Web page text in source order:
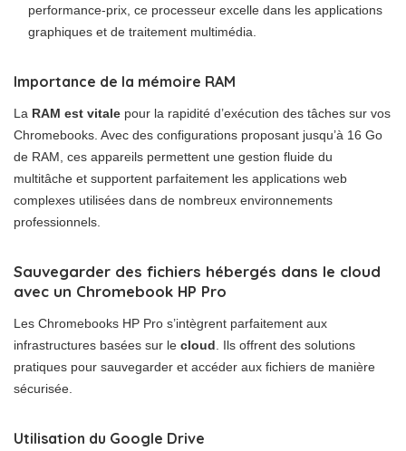
performance-prix, ce processeur excelle dans les applications
graphiques et de traitement multimédia.
Importance de la mémoire RAM
La RAM est vitale pour la rapidité d’exécution des tâches sur vos
Chromebooks. Avec des configurations proposant jusqu’à 16 Go
de RAM, ces appareils permettent une gestion fluide du
multitâche et supportent parfaitement les applications web
complexes utilisées dans de nombreux environnements
professionnels.
Sauvegarder des fichiers hébergés dans le cloud
avec un Chromebook HP Pro
Les Chromebooks HP Pro s’intègrent parfaitement aux
infrastructures basées sur le cloud . Ils offrent des solutions
pratiques pour sauvegarder et accéder aux fichiers de manière
sécurisée.
Utilisation du Google Drive